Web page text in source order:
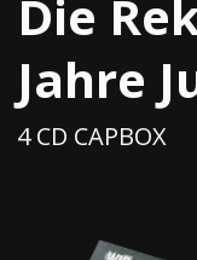
Die
Jahre
4 CD CAPBOX